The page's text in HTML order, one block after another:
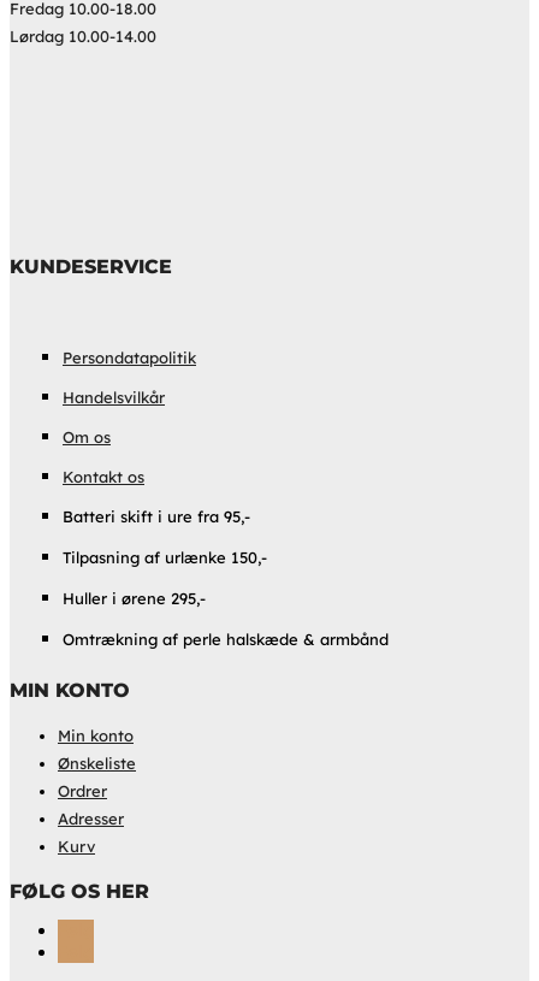
Fredag 10.00-18.00
Lørdag 10.00-14.00
KUNDESERVICE
Persondatapolitik
Handelsvilkår
Om os
Kontakt os
Batteri skift i ure fra 95,-
Tilpasning af urlænke 150,-
Huller i ørene 295,-
Omtrækning af perle halskæde & armbånd
MIN KONTO
Min konto
Ønskeliste
Ordrer
Adresser
Kurv
FØLG OS HER